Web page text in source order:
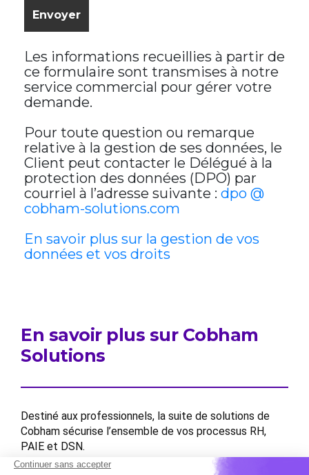
Les informations recueillies à partir de
ce formulaire sont transmises à notre
service commercial pour gérer votre
demande.
Pour toute question ou remarque
relative à la gestion de ses données, le
Client peut contacter le Délégué à la
protection des données (DPO) par
courriel à l’adresse suivante : dpo @
cobham-solutions.com
En savoir plus sur la gestion de vos
données et vos droits
En savoir plus sur Cobham
Solutions
Destiné aux professionnels, la suite de solutions de
Cobham sécurise l’ensemble de vos processus RH,
PAIE et DSN.